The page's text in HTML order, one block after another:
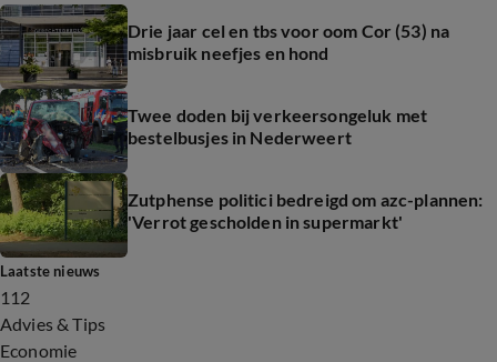
Drie jaar cel en tbs voor oom Cor (53) na
misbruik neefjes en hond
Twee doden bij verkeersongeluk met
bestelbusjes in Nederweert
Zutphense politici bedreigd om azc-plannen:
'Verrot gescholden in supermarkt'
Laatste nieuws
112
Advies & Tips
Economie